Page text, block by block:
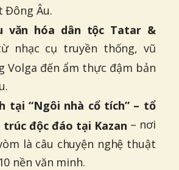
Đông Âu.
văn hóa dân tộc Tatar &
nhạc cụ truyền thống, vũ
Volga đến ẩm thực đậm bản
tại “Ngôi nhà cổ tích” – tổ
trúc độc đáo tại Kazan – nơi
là câu chuyện nghệ thuật
nền văn minh.